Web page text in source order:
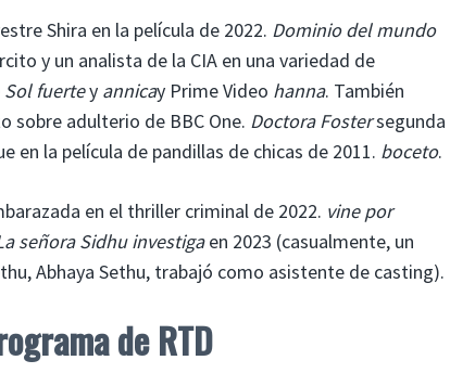
Shira en la película de 2022. Dominio del mundo
y un analista de la CIA en una variedad de
Sol fuertey annicay Prime Video hanna. También
sobre adulterio de BBC One. Doctora Fostersegunda
la película de pandillas de chicas de 2011. boceto.
en el thriller criminal de 2022. vine por
señora Sidhu investigaen 2023 (casualmente, un
Abhaya Sethu, trabajó como asistente de casting).
de RTD